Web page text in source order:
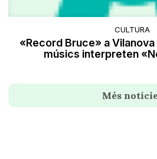
CULTURA
«Record Bruce» a
músics interpreten
Més